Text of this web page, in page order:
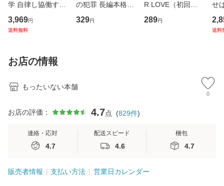
学 自律し協働する
専門職の看護マネ
ジメントスキル 改
恵 藤本幸三 / 南江
堂 [単行
3,969円
送料無料
の犯罪 長編本格推
理小説 (光文社文
庫) / 島田荘司 / 光
329円
R LOVE（初回生
産限定盤） / 清水
翔太×加藤ミリヤ /
289円
せ
タ
送料
お店の情報
もったいない本舗
0
お店の評価： 4.7点 (829件)
連絡・応対
4.7
配送スピード
4.6
梱包
4.7
販売者情報 支払い方法 営業日カレンダー